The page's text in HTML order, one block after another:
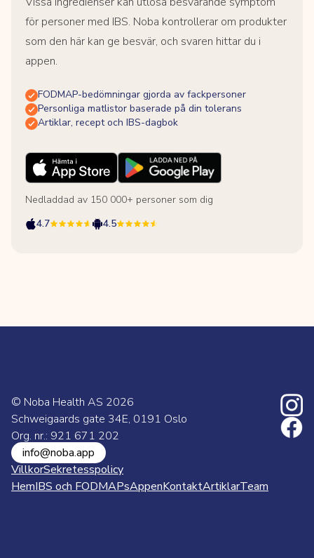
för personer med IBS. Noba kontrollerar om produkter
som den här kan ge besvär, och svaren hittar du i
appen.
FODMAP-bedömningar gjorda av fackpersoner
Personliga matlistor baserade på din tolerans
Artiklar, recept och IBS-dagbok
Nedladdad av 150 000+ personer som dig
4.7
4.5
© Noba Health AS 2026
Schweigaards gate 34E, 0191 Oslo
Org. nr.: 921 671 202
info@noba.app
VillkorSekretesspolicy
HemIBS och FODMAPsAppenKontaktArtiklarTeam